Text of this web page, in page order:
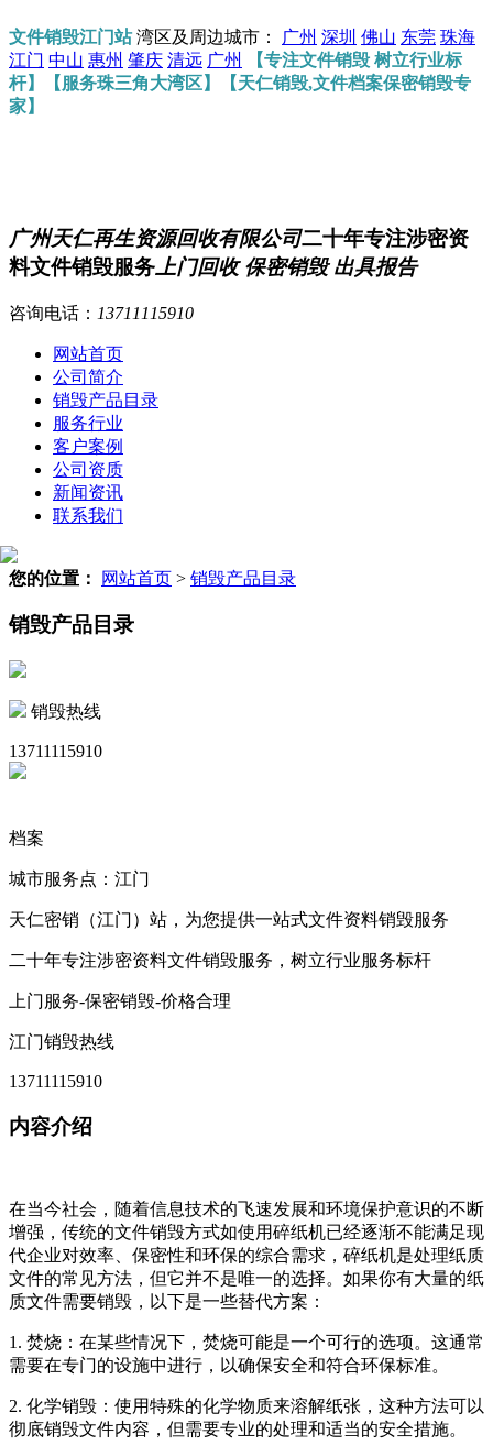
文件销毁江门站湾区及周边城市： 广州 深圳 佛山 东莞 珠海
江门 中山 惠州 肇庆 清远 广州
【专注文件销毁 树立行业标
杆】【服务珠三角大湾区】【天仁销毁,文件档案保密销毁专
家】
广州天仁再生资源回收有限公司二十年专注涉密资
料文件销毁服务 上门回收 保密销毁 出具报告
咨询电话： 13711115910
网站首页
公司简介
销毁产品目录
服务行业
客户案例
公司资质
新闻资讯
联系我们
您的位置： 网站首页 > 销毁产品目录
销毁产品目录
销毁热线
13711115910
档案
城市服务点：江门
天仁密销（江门）站，为您提供一站式文件资料销毁服务
二十年专注涉密资料文件销毁服务，树立行业服务标杆
上门服务-保密销毁-价格合理
江门销毁热线
13711115910
内容介绍
在当今社会，随着信息技术的飞速发展和环境保护意识的不断
增强，传统的文件销毁方式如使用碎纸机已经逐渐不能满足现
代企业对效率、保密性和环保的综合需求，碎纸机是处理纸质
文件的常见方法，但它并不是唯一的选择。如果你有大量的纸
质文件需要销毁，以下是一些替代方案：
1. 焚烧：在某些情况下，焚烧可能是一个可行的选项。这通常
需要在专门的设施中进行，以确保安全和符合环保标准。
2. 化学销毁：使用特殊的化学物质来溶解纸张，这种方法可以
彻底销毁文件内容，但需要专业的处理和适当的安全措施。